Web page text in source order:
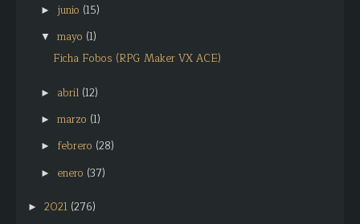
► junio (15)
▼ mayo (1)
Ficha Fobos (RPG Maker VX ACE)
► abril (12)
► marzo (1)
► febrero (28)
► enero (37)
► 2021 (276)